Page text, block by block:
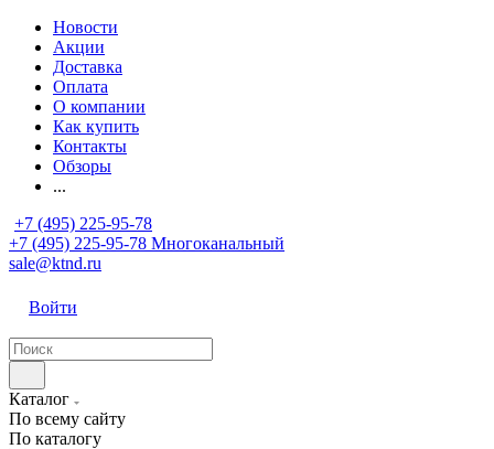
Новости
Акции
Доставка
Оплата
О компании
Как купить
Контакты
Обзоры
...
+7 (495) 225-95-78
+7 (495) 225-95-78 Многоканальный
sale@ktnd.ru
Войти
Каталог
По всему сайту
По каталогу